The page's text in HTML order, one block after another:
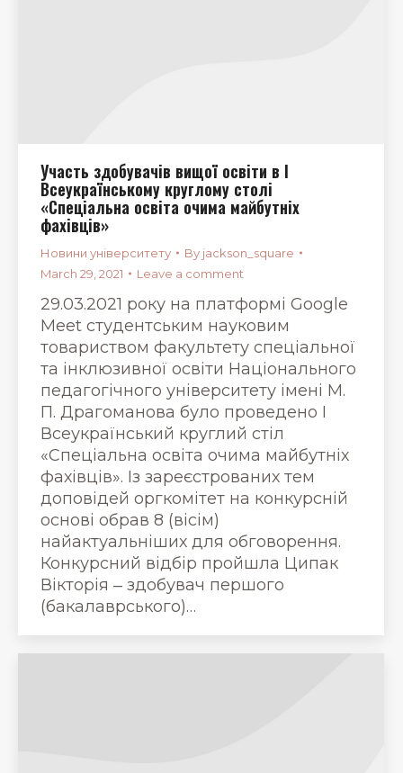
Участь здобувачів вищої освіти в І
Всеукраїнському круглому столі
«Спеціальна освіта очима майбутніх
фахівців»
Новини університету By jackson_square
March 29, 2021
Leave a comment
29.03.2021 року на платформі Google
Meet студентським науковим
товариством факультету спеціальної
та інклюзивної освіти Національного
педагогічного університету імені М.
П. Драгоманова було проведено І
Всеукраїнський круглий стіл
«Спеціальна освіта очима майбутніх
фахівців». Із зареєстрованих тем
доповідей оргкомітет на конкурсній
основі обрав 8 (вісім)
найактуальніших для обговорення.
Конкурсний відбір пройшла Ципак
Вікторія ‒ здобувач першого
(бакалаврського)…